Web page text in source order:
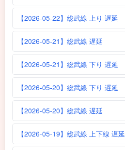
【2026-05-22】総武線 上り 遅延
【2026-05-21】総武線 遅延
【2026-05-21】総武線 下り 遅延
【2026-05-20】総武線 下り 遅延
【2026-05-20】総武線 遅延
【2026-05-19】総武線 上下線 遅延